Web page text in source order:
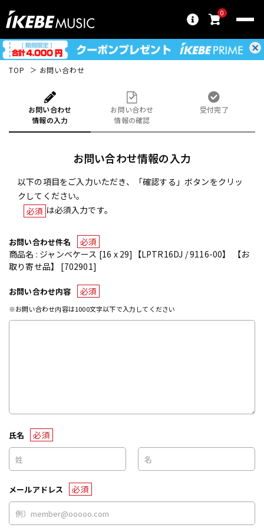
0
TOP お問い合わせ
お問い合わせ
情報の入力
お問い合わせ
情報の確認
受付完了
お問い合わせ情報の入力
以下の項目をご入力いただき、「確認する」ボタンをクリッ
クしてください。
必須 は必須入力です。
お問い合わせ件名
必須
商品名 : ジャンベケース [16 x 29]【LPTR16DJ / 9116-00】 【お
取り寄せ品】 [702901]
お問い合わせ内容 必須
※お問い合わせ内容は1000文字以下で入力してください
氏名 必須
メールアドレス 必須